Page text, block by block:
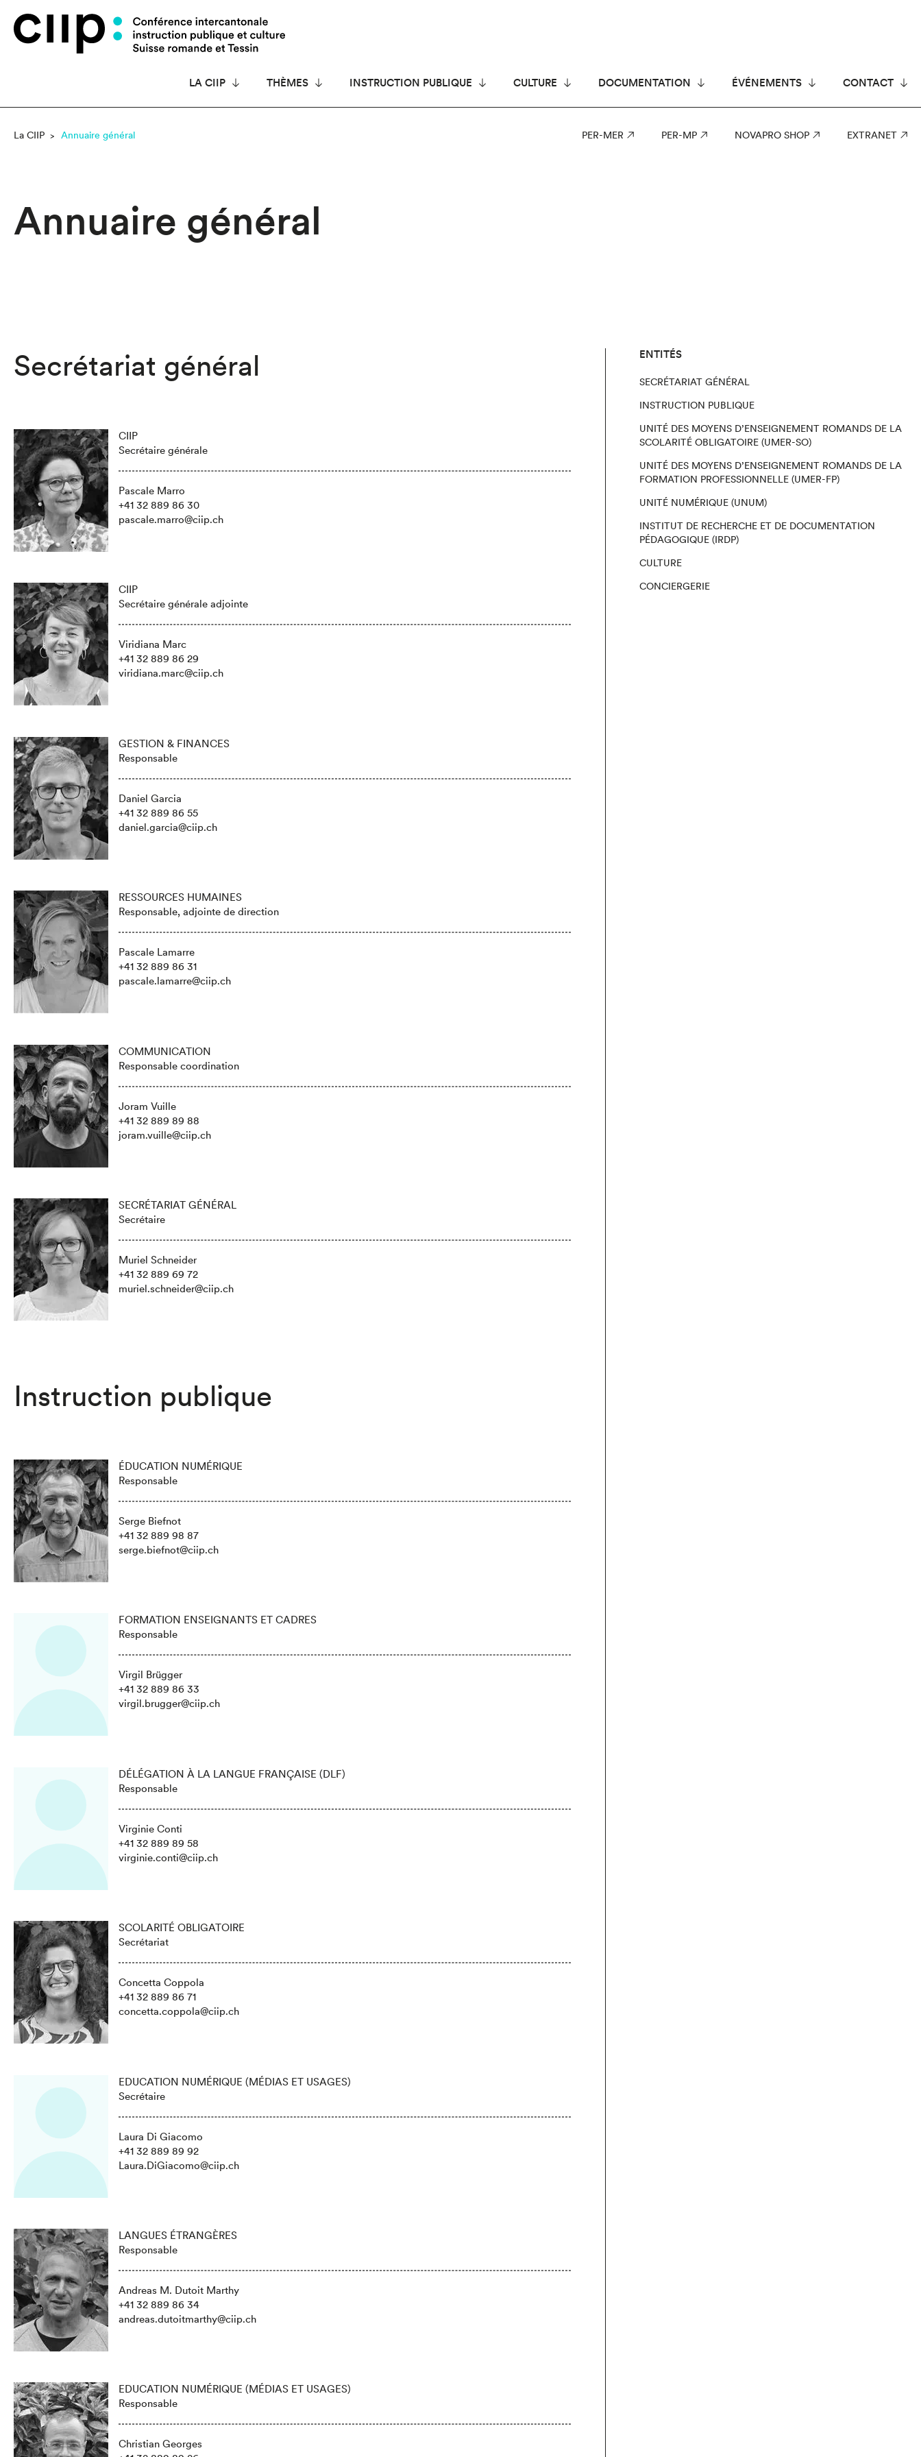
LA CIIP THÈMES INSTRUCTION PUBLIQUE CULTURE DOCUMENTATION ÉVÉNEMENTS CONTACT
PER-MER PER-MP NOVAPRO SHOP EXTRANET
La CIIP Annuaire général
Annuaire général
Secrétariat général
CIIP
Secrétaire générale
Pascale Marro
+41 32 889 86 30
pascale.marro@ciip.ch
CIIP
Secrétaire générale adjointe
Viridiana Marc
+41 32 889 86 29
viridiana.marc@ciip.ch
GESTION & FINANCES
Responsable
Daniel Garcia
+41 32 889 86 55
daniel.garcia@ciip.ch
RESSOURCES HUMAINES
Responsable, adjointe de direction
Pascale Lamarre
+41 32 889 86 31
pascale.lamarre@ciip.ch
COMMUNICATION
Responsable coordination
Joram Vuille
+41 32 889 89 88
joram.vuille@ciip.ch
SECRÉTARIAT GÉNÉRAL
Secrétaire
Muriel Schneider
+41 32 889 69 72
muriel.schneider@ciip.ch
Instruction publique
ÉDUCATION NUMÉRIQUE
Responsable
Serge Biefnot
+41 32 889 98 87
serge.biefnot@ciip.ch
FORMATION ENSEIGNANTS ET CADRES
Responsable
Virgil Brügger
+41 32 889 86 33
virgil.brugger@ciip.ch
DÉLÉGATION À LA LANGUE FRANÇAISE (DLF)
Responsable
Virginie Conti
+41 32 889 89 58
virginie.conti@ciip.ch
SCOLARITÉ OBLIGATOIRE
Secrétariat
Concetta Coppola
+41 32 889 86 71
concetta.coppola@ciip.ch
EDUCATION NUMÉRIQUE (MÉDIAS ET USAGES)
Secrétaire
Laura Di Giacomo
+41 32 889 89 92
Laura.DiGiacomo@ciip.ch
LANGUES ÉTRANGÈRES
Responsable
Andreas M. Dutoit Marthy
+41 32 889 86 34
andreas.dutoitmarthy@ciip.ch
EDUCATION NUMÉRIQUE (MÉDIAS ET USAGES)
Responsable
Christian Georges
ENTITÉS
SECRÉTARIAT GÉNÉRAL
INSTRUCTION PUBLIQUE
UNITÉ DES MOYENS D’ENSEIGNEMENT ROMANDS DE LA
SCOLARITÉ OBLIGATOIRE (UMER-SO)
UNITÉ DES MOYENS D’ENSEIGNEMENT ROMANDS DE LA
FORMATION PROFESSIONNELLE (UMER-FP)
UNITÉ NUMÉRIQUE (UNUM)
INSTITUT DE RECHERCHE ET DE DOCUMENTATION
PÉDAGOGIQUE (IRDP)
CULTURE
CONCIERGERIE